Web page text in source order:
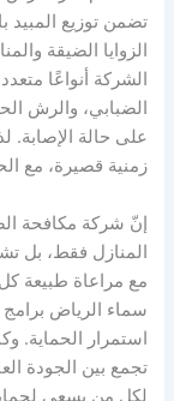
تضمن توزيع المبيد
الزوايا الضيقة
الشركة أنواعًا
الضبابي، والرش
على حالة الإصابة.
زمنية قصيرة، مع
إنّ شركة مكافحة
المنازل فقط، بل
مع مراعاة طبيعة
سماء الرياض برامج
استمرار الحماية.
تجمع بين الجودة
لكل من يسعى